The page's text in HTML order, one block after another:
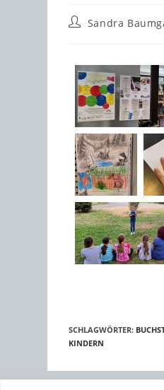
Beitrags-
Sandra
SCHLAGWÖRTER:
KINDERN